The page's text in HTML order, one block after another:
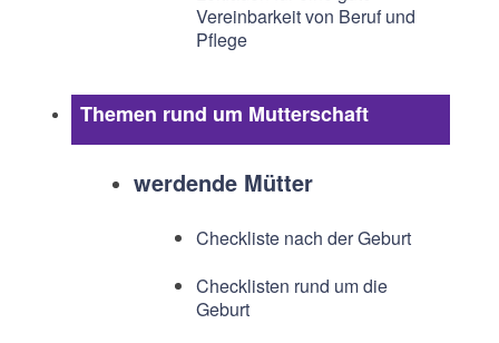
Vereinbarkeit von Beruf und
Pflege
Themen rund um Mutterschaft
werdende Mütter
Checkliste nach der Geburt
Checklisten rund um die
Geburt